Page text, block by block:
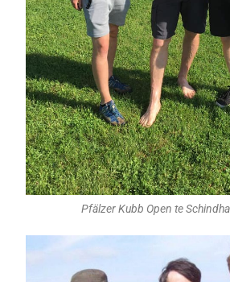
Pfälzer Kubb Open te